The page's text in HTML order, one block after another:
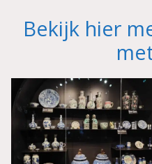
Bekijk hier